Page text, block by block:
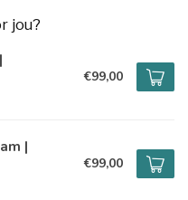
jou?
€99,00
|
€99,00